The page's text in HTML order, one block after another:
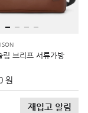
림 브리프 서류가방
원
재입고 알림